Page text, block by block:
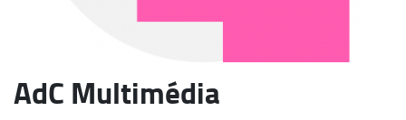
AdC Multimédia